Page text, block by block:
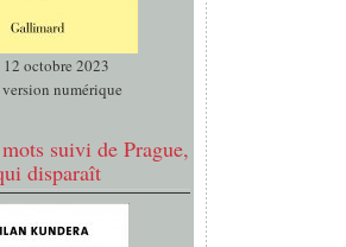
octobre 2023
numérique
suivi de Prague,
disparaît